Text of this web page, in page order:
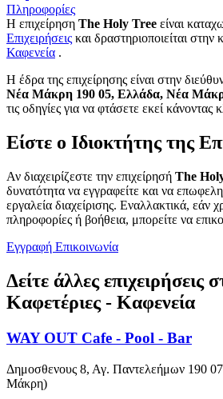
Πληροφορίες
Η επιχείρηση The Holy Tree είναι
Επιχειρήσεις και δραστηριοποιείται στην
Καφενεία .
H έδρα της επιχείρησης είναι στην
Νέα Μάκρη 190 05, Ελλάδα, Νέα
τις οδηγίες για να φτάσετε εκεί κάνοντας
Είστε ο Ιδιοκτήτης της
Αν διαχειρίζεστε την επιχείρησή The
δυνατότητα να εγγραφείτε και να
εργαλεία διαχείρισης. Εναλλακτικά, εάν
πληροφορίες ή βοήθεια, μπορείτε να
Εγγραφή Επικοινωνία
Δείτε άλλες επιχειρήσεις
Καφετέριες - Καφενεία
WAY OUT Cafe - Pool - Bar
Δημοσθενους 8, Αγ. Παντελεήμων 190
Μάκρη)